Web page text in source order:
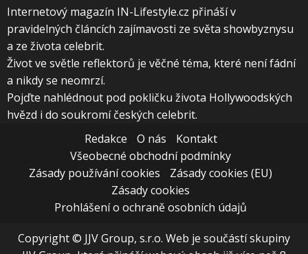
Internetový magazín IN-Lifestyle.cz přináší v
pravidelných článcích zajímavosti ze světa showbyznysu
a ze života celebrit.
Život ve světle reflektorů je věčné téma, které není fádní
a nikdy se neomrzí.
Pojďte nahlédnout pod pokličku života Hollywoodských
hvězd i do soukromí českých celebrit.
Redakce
O nás
Kontakt
Všeobecné obchodní podmínky
Zásady používání cookies
Zásady cookies (EU)
Zásady cookies
Prohlášení o ochraně osobních údajů
Copyright © JJV Group, s.r.o. Web je součástí skupiny